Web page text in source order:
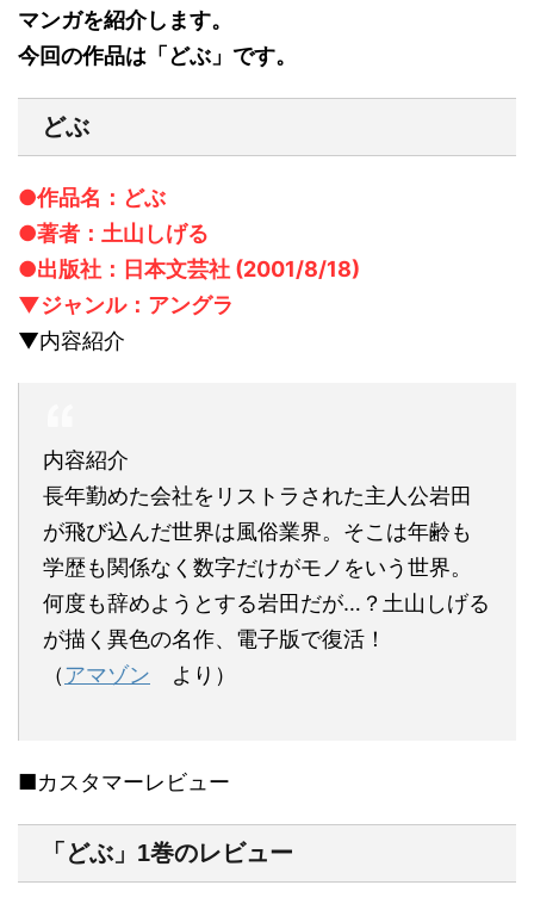
マンガを紹介します。
今回の作品は「どぶ」です。
どぶ
●作品名：どぶ
●著者：土山しげる
●出版社：日本文芸社 (2001/8/18)
▼ジャンル：アングラ
▼内容紹介
内容紹介
長年勤めた会社をリストラされた主人公岩田
が飛び込んだ世界は風俗業界。そこは年齢も
学歴も関係なく数字だけがモノをいう世界。
何度も辞めようとする岩田だが…？土山しげる
が描く異色の名作、電子版で復活！
（アマゾン より）
■カスタマーレビュー
「どぶ」1巻のレビュー